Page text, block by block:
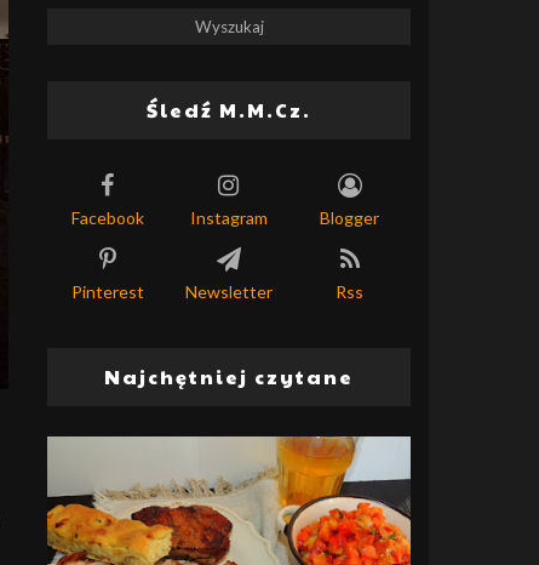
Śledź M.M.Cz.
Facebook Instagram Blogger
Pinterest Newsletter Rss
Najchętniej czytane